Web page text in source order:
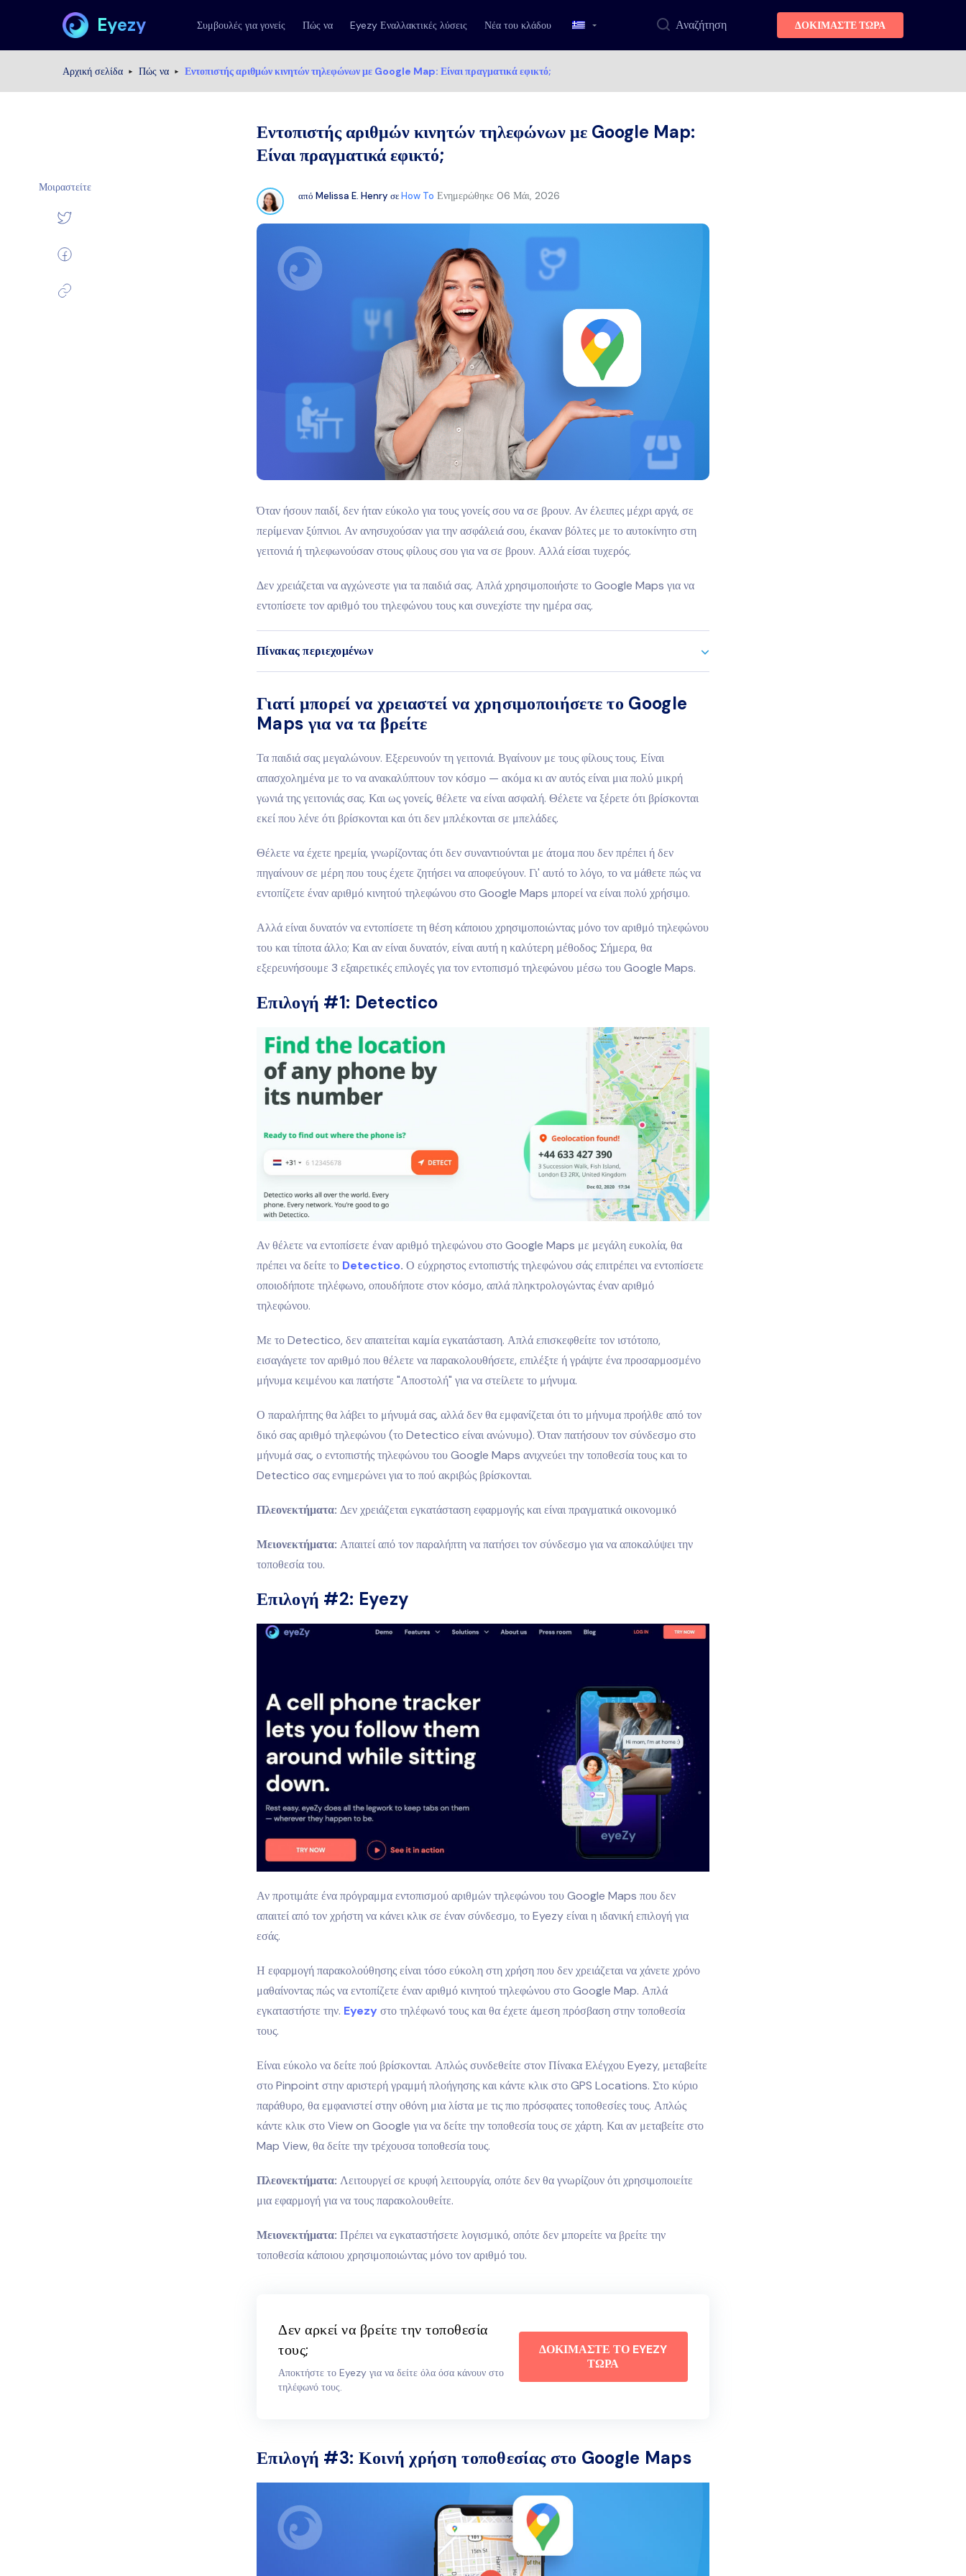
Eyezy Συμβουλές για γονείς Πώς να Eyezy Εναλλακτικές λύσεις Νέα του κλάδου Αναζήτηση ΔΟΚΙΜΑΣΤΕ ΤΩΡΑ
Αρχική σελίδα Πώς να Εντοπιστής αριθμών κινητών τηλεφώνων με Google Map: Είναι πραγματικά εφικτό;
Εντοπιστής αριθμών κινητών τηλεφώνων με Google Map:
Είναι πραγματικά εφικτό;
από Melissa E. Henry σεHow To Ενημερώθηκε 06 Μάι, 2026
Όταν ήσουν παιδί, δεν ήταν εύκολο για τους γονείς σου να σε βρουν. Αν έλειπες μέχρι αργά, σε
περίμεναν ξύπνιοι. Αν ανησυχούσαν για την ασφάλειά σου, έκαναν βόλτες με το αυτοκίνητο στη
γειτονιά ή τηλεφωνούσαν στους φίλους σου για να σε βρουν. Αλλά είσαι τυχερός.
Δεν χρειάζεται να αγχώνεστε για τα παιδιά σας. Απλά χρησιμοποιήστε το Google Maps για να
εντοπίσετε τον αριθμό του τηλεφώνου τους και συνεχίστε την ημέρα σας.
Πίνακας περιεχομένων
Γιατί μπορεί να χρειαστεί να χρησιμοποιήσετε το Google
Maps για να τα βρείτε
Τα παιδιά σας μεγαλώνουν. Εξερευνούν τη γειτονιά. Βγαίνουν με τους φίλους τους. Είναι
απασχολημένα με το να ανακαλύπτουν τον κόσμο — ακόμα κι αν αυτός είναι μια πολύ μικρή
γωνιά της γειτονιάς σας. Και ως γονείς, θέλετε να είναι ασφαλή. Θέλετε να ξέρετε ότι βρίσκονται
εκεί που λένε ότι βρίσκονται και ότι δεν μπλέκονται σε μπελάδες.
Θέλετε να έχετε ηρεμία, γνωρίζοντας ότι δεν συναντιούνται με άτομα που δεν πρέπει ή δεν
πηγαίνουν σε μέρη που τους έχετε ζητήσει να αποφεύγουν. Γι' αυτό το λόγο, το να μάθετε πώς να
εντοπίζετε έναν αριθμό κινητού τηλεφώνου στο Google Maps μπορεί να είναι πολύ χρήσιμο.
Αλλά είναι δυνατόν να εντοπίσετε τη θέση κάποιου χρησιμοποιώντας μόνο τον αριθμό τηλεφώνου
του και τίποτα άλλο; Και αν είναι δυνατόν, είναι αυτή η καλύτερη μέθοδος; Σήμερα, θα
εξερευνήσουμε 3 εξαιρετικές επιλογές για τον εντοπισμό τηλεφώνου μέσω του Google Maps.
Επιλογή #1: Detectico
Αν θέλετε να εντοπίσετε έναν αριθμό τηλεφώνου στο Google Maps με μεγάλη ευκολία, θα
πρέπει να δείτε το Detectico. Ο εύχρηστος εντοπιστής τηλεφώνου σάς επιτρέπει να εντοπίσετε
οποιοδήποτε τηλέφωνο, οπουδήποτε στον κόσμο, απλά πληκτρολογώντας έναν αριθμό
τηλεφώνου.
Με το Detectico, δεν απαιτείται καμία εγκατάσταση. Απλά επισκεφθείτε τον ιστότοπο,
εισαγάγετε τον αριθμό που θέλετε να παρακολουθήσετε, επιλέξτε ή γράψτε ένα προσαρμοσμένο
μήνυμα κειμένου και πατήστε "Αποστολή" για να στείλετε το μήνυμα.
Ο παραλήπτης θα λάβει το μήνυμά σας, αλλά δεν θα εμφανίζεται ότι το μήνυμα προήλθε από τον
δικό σας αριθμό τηλεφώνου (το Detectico είναι ανώνυμο). Όταν πατήσουν τον σύνδεσμο στο
μήνυμά σας, ο εντοπιστής τηλεφώνου του Google Maps ανιχνεύει την τοποθεσία τους και το
Detectico σας ενημερώνει για το πού ακριβώς βρίσκονται.
Πλεονεκτήματα: Δεν χρειάζεται εγκατάσταση εφαρμογής και είναι πραγματικά οικονομικό
Μειονεκτήματα: Απαιτεί από τον παραλήπτη να πατήσει τον σύνδεσμο για να αποκαλύψει την
τοποθεσία του.
Επιλογή #2: Eyezy
Αν προτιμάτε ένα πρόγραμμα εντοπισμού αριθμών τηλεφώνου του Google Maps που δεν
απαιτεί από τον χρήστη να κάνει κλικ σε έναν σύνδεσμο, το Eyezy είναι η ιδανική επιλογή για
εσάς.
Η εφαρμογή παρακολούθησης είναι τόσο εύκολη στη χρήση που δεν χρειάζεται να χάνετε χρόνο
μαθαίνοντας πώς να εντοπίζετε έναν αριθμό κινητού τηλεφώνου στο Google Map. Απλά
εγκαταστήστε την. Eyezy στο τηλέφωνό τους και θα έχετε άμεση πρόσβαση στην τοποθεσία
τους.
Είναι εύκολο να δείτε πού βρίσκονται. Απλώς συνδεθείτε στον Πίνακα Ελέγχου Eyezy, μεταβείτε
στο Pinpoint στην αριστερή γραμμή πλοήγησης και κάντε κλικ στο GPS Locations. Στο κύριο
παράθυρο, θα εμφανιστεί στην οθόνη μια λίστα με τις πιο πρόσφατες τοποθεσίες τους. Απλώς
κάντε κλικ στο View on Google για να δείτε την τοποθεσία τους σε χάρτη. Και αν μεταβείτε στο
Map View, θα δείτε την τρέχουσα τοποθεσία τους.
Πλεονεκτήματα: Λειτουργεί σε κρυφή λειτουργία, οπότε δεν θα γνωρίζουν ότι χρησιμοποιείτε
μια εφαρμογή για να τους παρακολουθείτε.
Μειονεκτήματα: Πρέπει να εγκαταστήσετε λογισμικό, οπότε δεν μπορείτε να βρείτε την
τοποθεσία κάποιου χρησιμοποιώντας μόνο τον αριθμό του.
Δεν αρκεί να βρείτε την τοποθεσία
τους;
Αποκτήστε το Eyezy για να δείτε όλα όσα κάνουν στο
τηλέφωνό τους.
ΔΟΚΙΜΑΣΤΕ ΤΟ EYEZY
ΤΩΡΑ
Επιλογή #3: Κοινή χρήση τοποθεσίας στο Google Maps
Μοιραστείτε